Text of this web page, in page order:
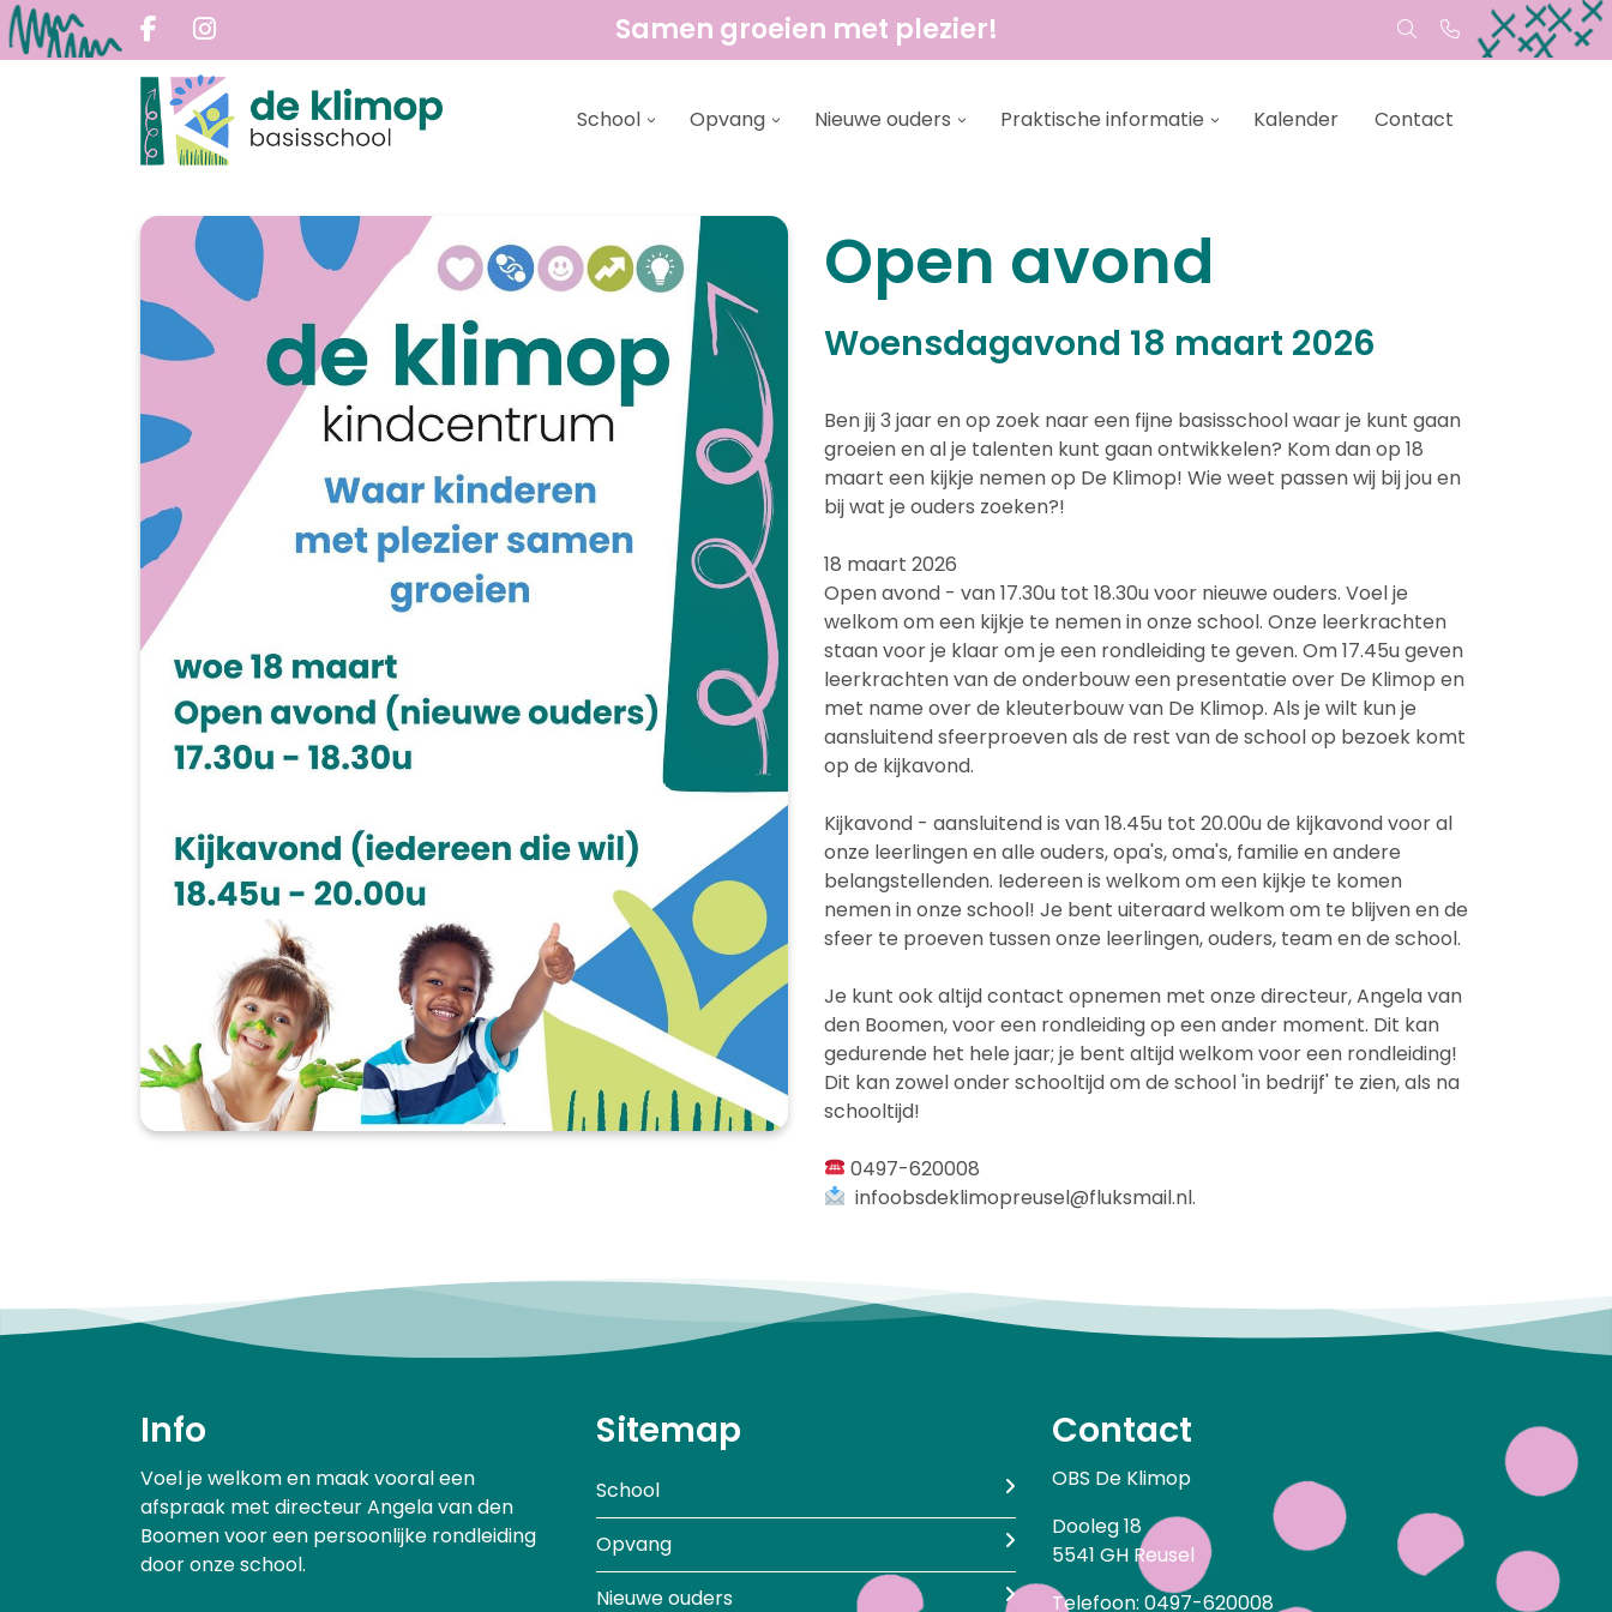
Samen groeien met plezier!
School Opvang Nieuwe ouders Praktische informatie Kalender Contact
Open avond
Woensdagavond 18 maart 2026
Ben jij 3 jaar en op zoek naar een fijne basisschool waar je kunt gaan
groeien en al je talenten kunt gaan ontwikkelen? Kom dan op 18
maart een kijkje nemen op De Klimop! Wie weet passen wij bij jou en
bij wat je ouders zoeken?!
18 maart 2026
Open avond - van 17.30u tot 18.30u voor nieuwe ouders. Voel je
welkom om een kijkje te nemen in onze school. Onze leerkrachten
staan voor je klaar om je een rondleiding te geven. Om 17.45u geven
leerkrachten van de onderbouw een presentatie over De Klimop en
met name over de kleuterbouw van De Klimop. Als je wilt kun je
aansluitend sfeerproeven als de rest van de school op bezoek komt
op de kijkavond.
Kijkavond - aansluitend is van 18.45u tot 20.00u de kijkavond voor al
onze leerlingen en alle ouders, opa's, oma's, familie en andere
belangstellenden. Iedereen is welkom om een kijkje te komen
nemen in onze school! Je bent uiteraard welkom om te blijven en de
sfeer te proeven tussen onze leerlingen, ouders, team en de school.
Je kunt ook altijd contact opnemen met onze directeur, Angela van
den Boomen, voor een rondleiding op een ander moment. Dit kan
gedurende het hele jaar; je bent altijd welkom voor een rondleiding!
Dit kan zowel onder schooltijd om de school 'in bedrijf' te zien, als na
schooltijd!
0497-620008
infoobsdeklimopreusel@fluksmail.nl.
Info
Voel je welkom en maak vooral een
afspraak met directeur Angela van den
Boomen voor een persoonlijke rondleiding
door onze school.
Sitemap
School
Opvang
Nieuwe ouders
Contact
OBS De Klimop
Dooleg 18
5541 GH Reusel
Telefoon: 0497-620008